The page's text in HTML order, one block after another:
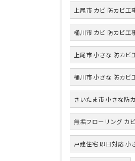
上尾市 カビ 防カビ工
桶川市 カビ 防カビ工
上尾市 小さな 防カビ
桶川市 小さな 防カビ
さいたま市 小さな防
無垢フローリング カビ
戸建住宅 即日対応 小